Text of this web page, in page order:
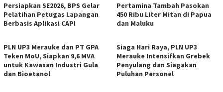
Persiapkan SE2026, BPS Gelar
Pelatihan Petugas Lapangan
Berbasis Aplikasi CAPI
Pertamina Tambah Pasokan
450 Ribu Liter Mitan di Papua
dan Maluku
PLN UP3 Merauke dan PT GPA
Teken MoU, Siapkan 9,6 MVA
untuk Kawasan Industri Gula
dan Bioetanol
Siaga Hari Raya, PLN UP3
Merauke Intensifkan Grebek
Penyulang dan Siagakan
Puluhan Personel